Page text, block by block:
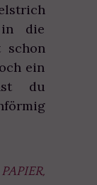
die
schon
ein
du